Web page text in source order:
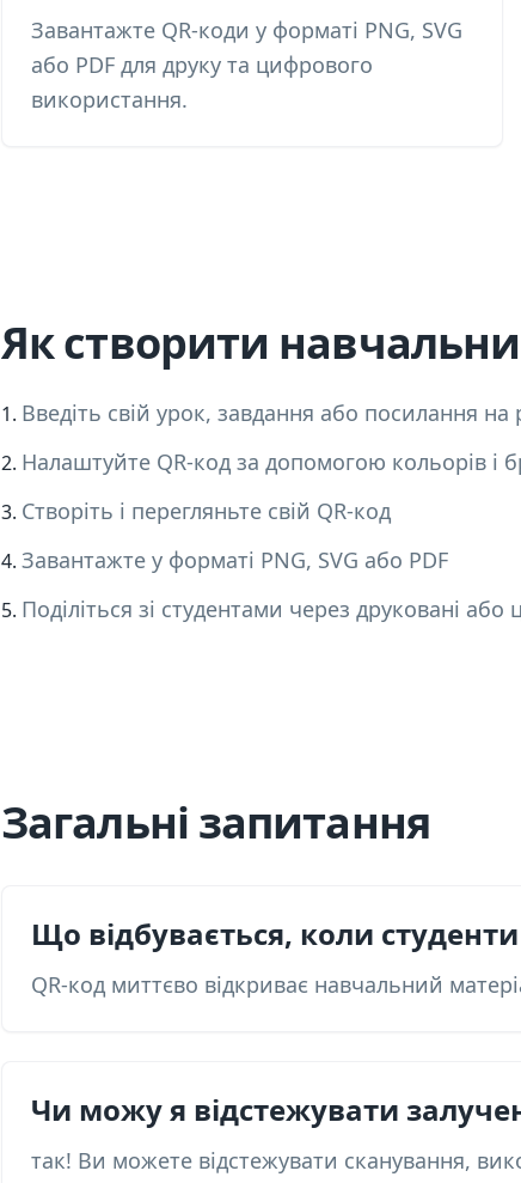
Завантажте QR-коди у форматі PNG, SVG
або PDF для друку та цифрового
використання.
Як створити
Введіть свій урок, завдання або посилання на
Налаштуйте QR-код за допомогою кольорів і
Створіть і перегляньте свій QR-код
Завантажте у форматі PNG, SVG або PDF
Поділіться зі студентами через друковані
Загальні запитання
Що відбувається, коли
QR-код миттєво відкриває навчальний
Чи можу я відстежувати
так! Ви можете відстежувати сканування,